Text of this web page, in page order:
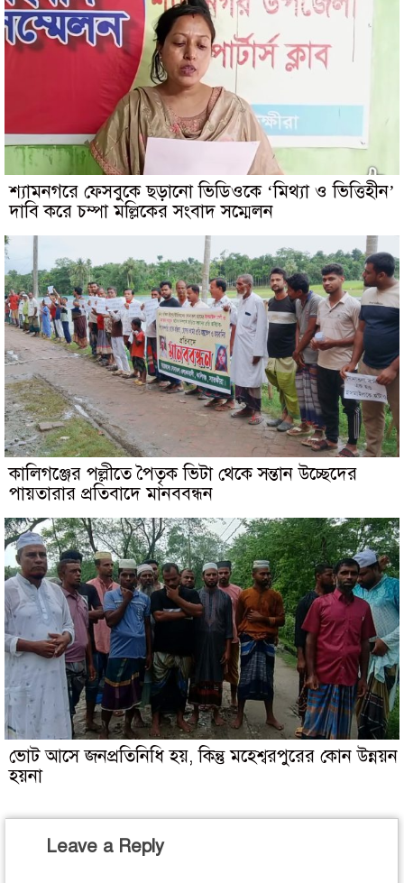
শ্যামনগরে ফেসবুকে ছড়ানো ভিডিওকে ‘মিথ্যা ও ভিত্তিহীন’
দাবি করে চম্পা মল্লিকের সংবাদ সম্মেলন
কালিগঞ্জের পল্লীতে পৈতৃক ভিটা থেকে সন্তান উচ্ছেদের
পায়তারার প্রতিবাদে মানববন্ধন
ভোট আসে জনপ্রতিনিধি হয়, কিন্তু মহেশ্বরপুরের কোন উন্নয়ন
হয়না
Leave a Reply